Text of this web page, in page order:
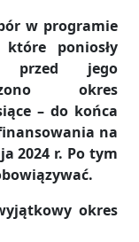
w programie
poniosły
przed jego
okres
– do końca
na
2024 r. Po tym
okres